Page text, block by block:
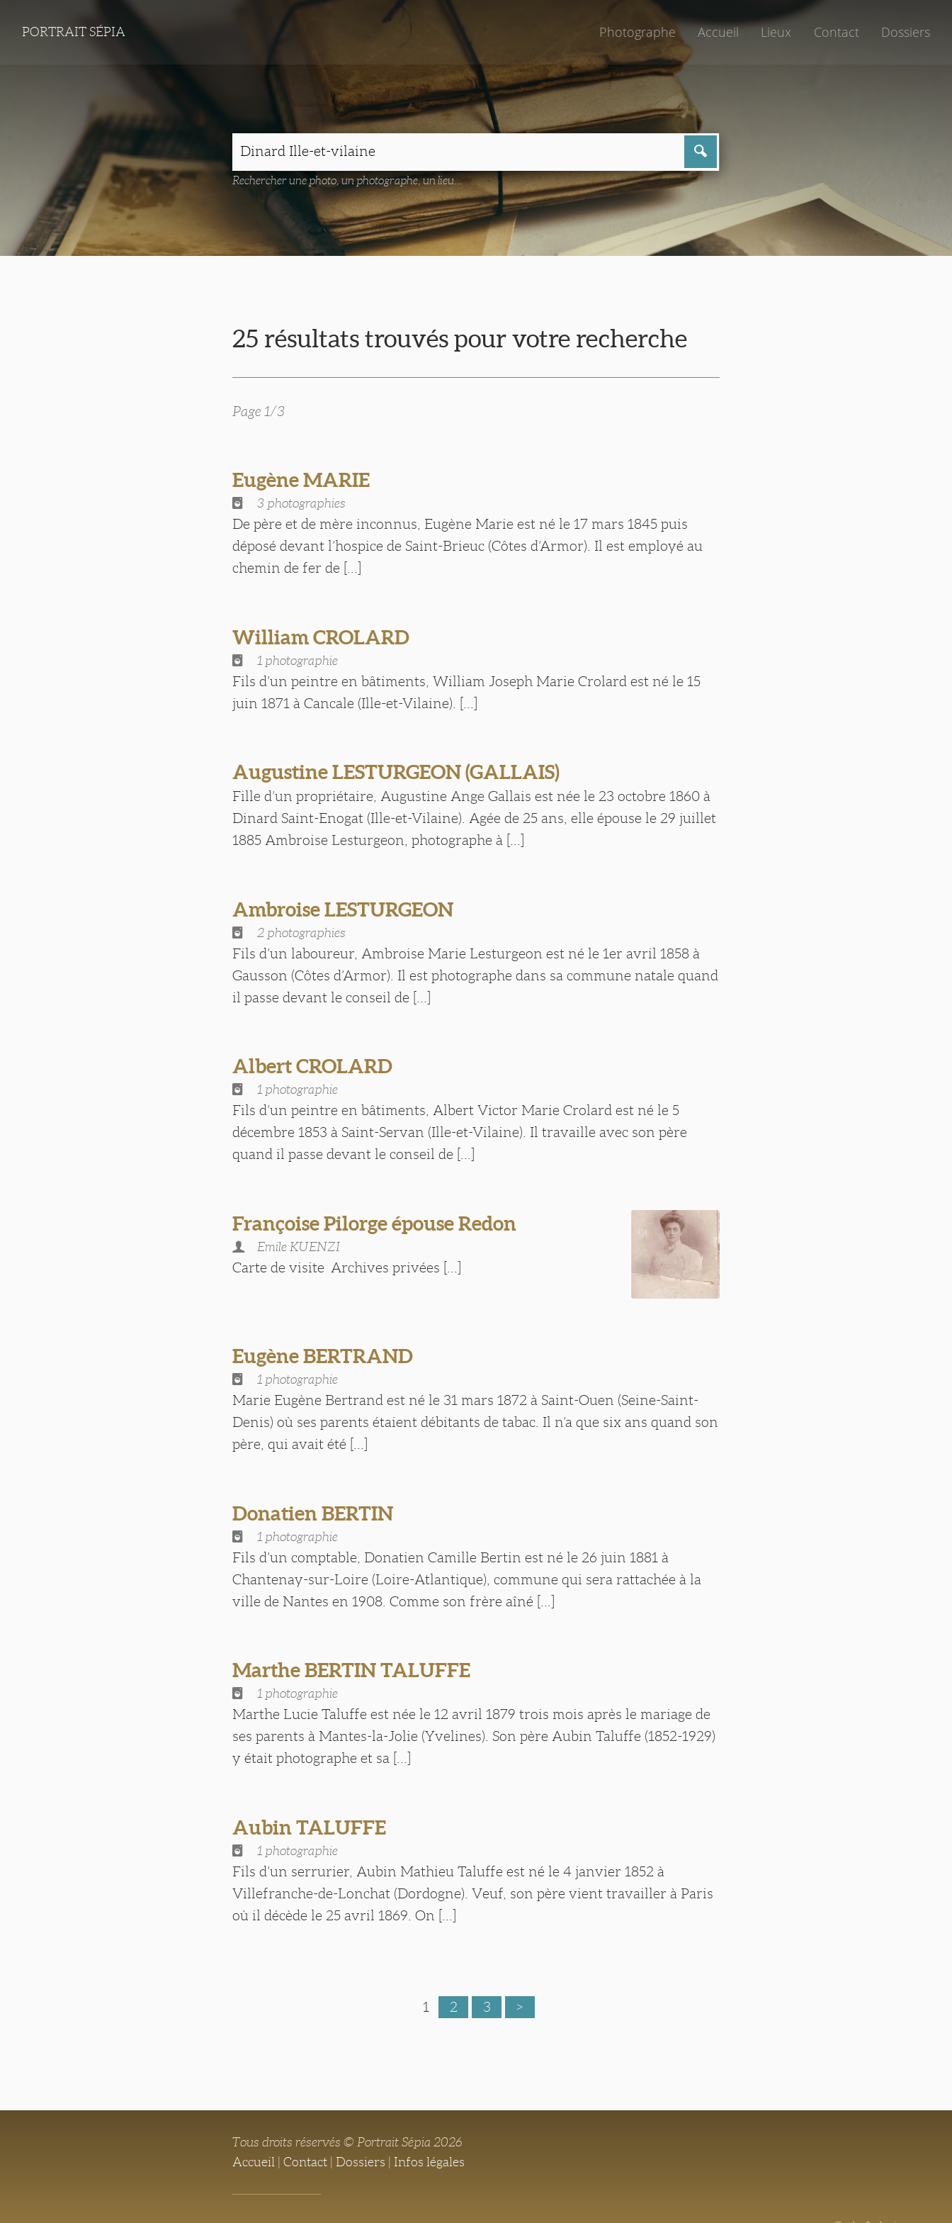
PORTRAIT SÉPIA Photographe Accueil Lieux Contact Dossiers
Rechercher une photo, un photographe, un lieu...
25 résultats trouvés pour votre recherche
Page 1/3
Eugène MARIE
3 photographies
De père et de mère inconnus, Eugène Marie est né le 17 mars 1845 puis
déposé devant l’hospice de Saint-Brieuc (Côtes d’Armor). Il est employé au
chemin de fer de [...]
William CROLARD
1 photographie
Fils d’un peintre en bâtiments, William Joseph Marie Crolard est né le 15
juin 1871 à Cancale (Ille-et-Vilaine). [...]
Augustine LESTURGEON (GALLAIS)
Fille d’un propriétaire, Augustine Ange Gallais est née le 23 octobre 1860 à
Dinard Saint-Enogat (Ille-et-Vilaine). Agée de 25 ans, elle épouse le 29 juillet
1885 Ambroise Lesturgeon, photographe à [...]
Ambroise LESTURGEON
2 photographies
Fils d’un laboureur, Ambroise Marie Lesturgeon est né le 1er avril 1858 à
Gausson (Côtes d’Armor). Il est photographe dans sa commune natale quand
il passe devant le conseil de [...]
Albert CROLARD
1 photographie
Fils d’un peintre en bâtiments, Albert Victor Marie Crolard est né le 5
décembre 1853 à Saint-Servan (Ille-et-Vilaine). Il travaille avec son père
quand il passe devant le conseil de [...]
Françoise Pilorge épouse Redon
Emile KUENZI
Carte de visite Archives privées [...]
Eugène BERTRAND
1 photographie
Marie Eugène Bertrand est né le 31 mars 1872 à Saint-Ouen (Seine-Saint-
Denis) où ses parents étaient débitants de tabac. Il n’a que six ans quand son
père, qui avait été [...]
Donatien BERTIN
1 photographie
Fils d’un comptable, Donatien Camille Bertin est né le 26 juin 1881 à
Chantenay-sur-Loire (Loire-Atlantique), commune qui sera rattachée à la
ville de Nantes en 1908. Comme son frère aîné [...]
Marthe BERTIN TALUFFE
1 photographie
Marthe Lucie Taluffe est née le 12 avril 1879 trois mois après le mariage de
ses parents à Mantes-la-Jolie (Yvelines). Son père Aubin Taluffe (1852-1929)
y était photographe et sa [...]
Aubin TALUFFE
1 photographie
Fils d’un serrurier, Aubin Mathieu Taluffe est né le 4 janvier 1852 à
Villefranche-de-Lonchat (Dordogne). Veuf, son père vient travailler à Paris
où il décède le 25 avril 1869. On [...]
1 2 3 >
Tous droits réservés © Portrait Sépia 2026
Accueil
|Contact Dossiers Infos légales